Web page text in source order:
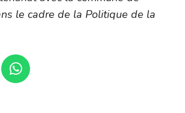
le cadre de la Politique de la